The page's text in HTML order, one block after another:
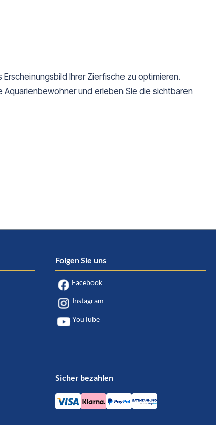
Ihrer Zierfische zu optimieren.
und erleben Sie die sichtbaren
Folgen Sie uns
Facebook
Instagram
YouTube
Sicher bezahlen